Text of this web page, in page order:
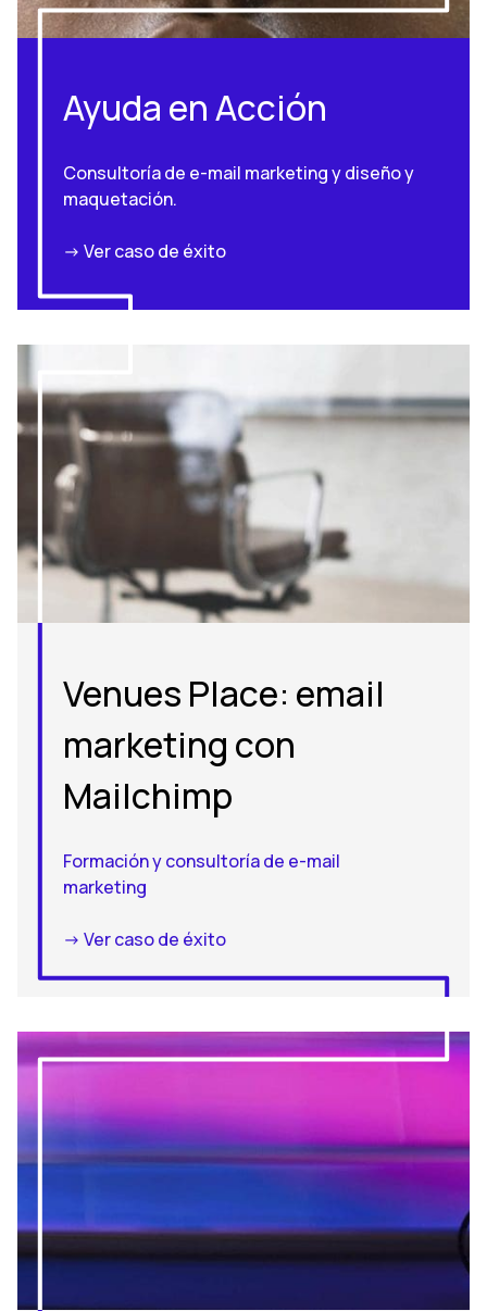
Ayuda en Acción
Consultoría de e-mail marketing y diseño y
maquetación.
-> Ver caso de éxito
Venues Place: email
marketing con
Mailchimp
Formación y consultoría de e-mail
marketing
-> Ver caso de éxito